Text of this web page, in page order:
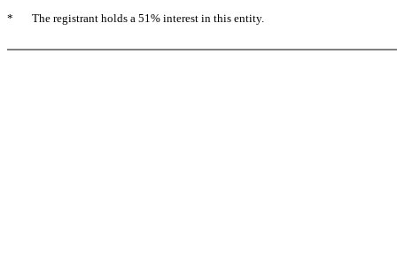
* The registrant holds a 51% interest in this entity.